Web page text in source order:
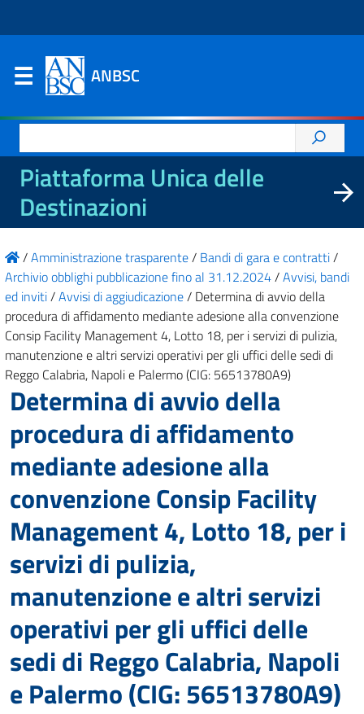
ANBSC
per:
Piattaforma Unica delle
Destinazioni
/Amministrazione trasparente/ Bandi di gara e contratti/
Archivio obblighi pubblicazione fino al 31.12.2024/Avvisi, bandi
ed inviti/Avvisi di aggiudicazione/ Determina di avvio della
procedura di affidamento mediante adesione alla convenzione
Consip Facility Management 4, Lotto 18, per i servizi di pulizia,
manutenzione e altri servizi operativi per gli uffici delle sedi di
Reggo Calabria, Napoli e Palermo (CIG: 56513780A9)
Determina di avvio della
procedura di affidamento
mediante adesione alla
convenzione Consip Facility
Management 4, Lotto 18, per i
servizi di pulizia,
manutenzione e altri servizi
operativi per gli uffici delle
sedi di Reggo Calabria, Napoli
e Palermo (CIG: 56513780A9)